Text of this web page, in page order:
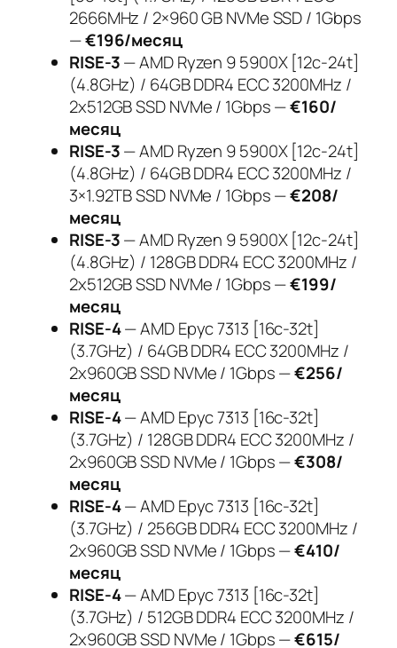
2666MHz / 2×960 GB NVMe SSD / 1Gbps
—€196/месяц
RISE-3— AMD Ryzen 9 5900X [12c-24t]
(4.8GHz) / 64GB DDR4 ECC 3200MHz /
2x512GB SSD NVMe / 1Gbps —€160/
месяц
RISE-3— AMD Ryzen 9 5900X [12c-24t]
(4.8GHz) / 64GB DDR4 ECC 3200MHz /
3×1.92TB SSD NVMe / 1Gbps —€208/
месяц
RISE-3— AMD Ryzen 9 5900X [12c-24t]
(4.8GHz) / 128GB DDR4 ECC 3200MHz /
2x512GB SSD NVMe / 1Gbps —€199/
месяц
RISE-4— AMD Epyc 7313 [16c-32t]
(3.7GHz) / 64GB DDR4 ECC 3200MHz /
2x960GB SSD NVMe / 1Gbps —€256/
месяц
RISE-4— AMD Epyc 7313 [16c-32t]
(3.7GHz) / 128GB DDR4 ECC 3200MHz /
2x960GB SSD NVMe / 1Gbps —€308/
месяц
RISE-4— AMD Epyc 7313 [16c-32t]
(3.7GHz) / 256GB DDR4 ECC 3200MHz /
2x960GB SSD NVMe / 1Gbps —€410/
месяц
RISE-4— AMD Epyc 7313 [16c-32t]
(3.7GHz) / 512GB DDR4 ECC 3200MHz /
2x960GB SSD NVMe / 1Gbps —€615/